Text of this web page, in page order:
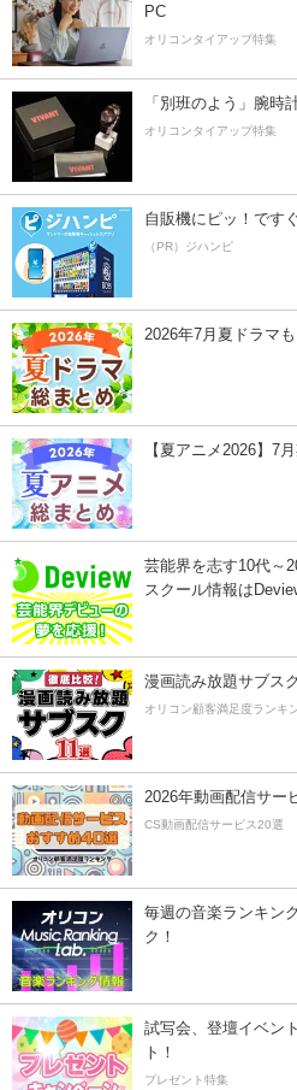
PC
オリコンタイアップ特集
「別班のよう」腕時
オリコンタイアップ特集
自販機にピッ！です
（PR）ジハンピ
2026年7月夏ドラマ
【夏アニメ2026】7
芸能界を志す10代～
スクール情報は
漫画読み放題サブス
オリコン顧客満足度ランキ
2026年動画配信サー
CS動画配信サービス20選
毎週の音楽ランキン
ク！
試写会、登壇イベン
ト！
プレゼント特集